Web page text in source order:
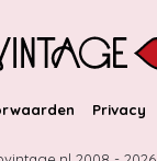
Privacy